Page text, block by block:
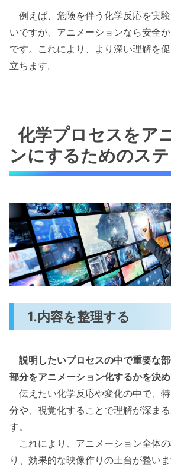
例えば、危険を伴う化学反応を実
いですが、アニメーションなら安全
です。これにより、より深い理解を
立ちます。
化学プロセスをア
ンにするためのス
1.内容を整理する
説明したいプロセスの中で重要な
部分をアニメーション化するかを決め
伝えたい化学反応や変化の中で、
分や、視覚化することで理解が深ま
す。
これにより、アニメーション全体
り、効果的な映像作りの土台が整いま